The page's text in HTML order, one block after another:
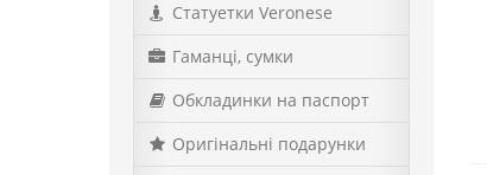
Статуетки Veronese
Гаманці, сумки
Обкладинки на паспорт
Оригінальні подарунки